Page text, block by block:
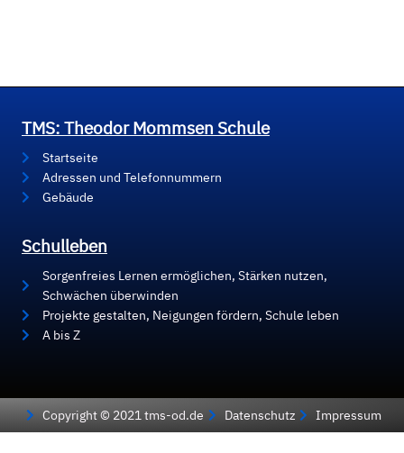
TMS: Theodor Mommsen Schule
Startseite
Adressen und Telefonnummern
Gebäude
Schulleben
Sorgenfreies Lernen ermöglichen, Stärken nutzen,
Schwächen überwinden
Projekte gestalten, Neigungen fördern, Schule leben
A bis Z
Copyright © 2021 tms-od.de Datenschutz Impressum